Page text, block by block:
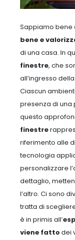
Sappiamo bene
bene e
di una casa. In
finestre, che
all’ingresso
Ciascun
presenza di
questo
finestre
riferimento alle
tecnologia
personalizzare
dettaglio,
l’altro. Ci sono
tratta di
è in primis all’
viene fattodei